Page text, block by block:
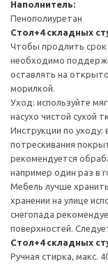
Наполнитель:
Пенополиуретан
Стол+4 складных
Чтобы продлить срок
необходимо
оставлять на
морилкой.
Уход: используйте
насухо чистой сухой
Инструкции по уходу:
потрескивания
рекомендуется
например один раз в
Мебель лучше
хранении на улице
снегопада
поверхностей.
Стол+4 складных
Ручная стирка, макс.